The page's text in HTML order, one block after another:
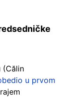
(Călin
u prvom